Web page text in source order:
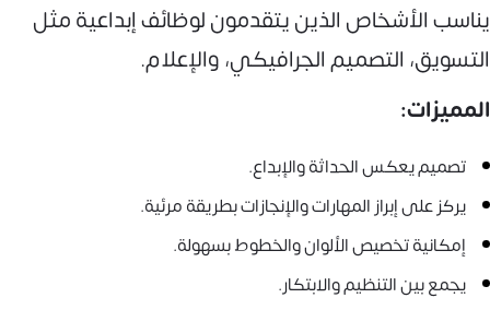
يناسب الأشخاص الذين يتقدمون لوظائف إبداعية مثل
التسويق، التصميم الجرافيكي، والإعلام.
المميزات:
تصميم يعكس الحداثة والإبداع.
يركز على إبراز المهارات والإنجازات بطريقة مرئية.
إمكانية تخصيص الألوان والخطوط بسهولة.
يجمع بين التنظيم والابتكار.